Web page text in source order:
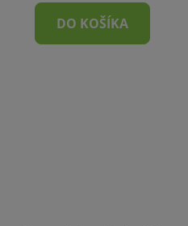
DO KOŠÍKA